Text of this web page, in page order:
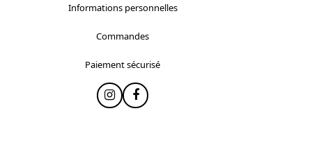
Informations personnelles
Commandes
Paiement sécurisé
Instagram
Facebook